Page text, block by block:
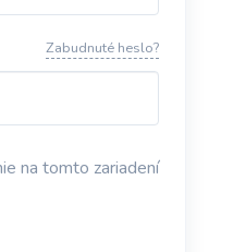
Zabudnuté heslo?
na tomto zariadení